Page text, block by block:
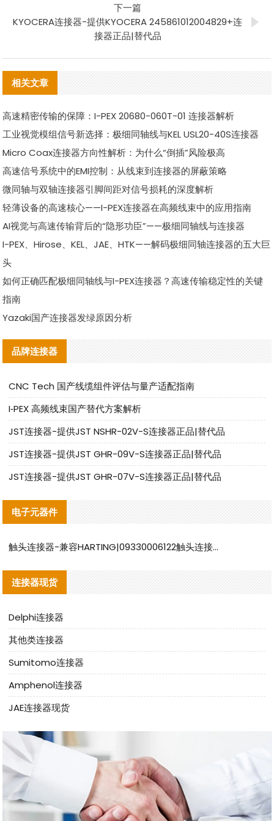
下一篇
KYOCERA连接器-提供KYOCERA 245861012004829+连
接器正品|替代品
相关文章
高速精密传输的保障：I-PEX 20680-060T-01 连接器解析
工业视觉模组信号新选择：极细同轴线与KEL USL20-40S连接器
Micro Coax连接器方向性解析：为什么“倒插”风险极高
高速信号系统中的EMI控制：从线束到连接器的屏蔽策略
微同轴与双轴连接器引脚间距对信号损耗的深度解析
轻薄设备的高速核心——I-PEX连接器在高频线束中的应用指南
AI视觉与高速传输背后的“隐形功臣”——极细同轴线与连接器
I-PEX、Hirose、KEL、JAE、HTK——解码极细同轴连接器的五大巨
头
如何正确匹配极细同轴线与I-PEX连接器？高速传输稳定性的关键
指南
Yazaki国产连接器发绿原因分析
品牌连接器
CNC Tech 国产线缆组件评估与量产适配指南
I‑PEX 高频线束国产替代方案解析
JST连接器-提供JST NSHR-02V-S连接器正品|替代品
JST连接器-提供JST GHR-09V-S连接器正品|替代品
JST连接器-提供JST GHR-07V-S连接器正品|替代品
电子元器件
触头连接器-兼容HARTING|09330006122触头连接器替代品说明
连接器现货
Delphi连接器
其他类连接器
Sumitomo连接器
Amphenol连接器
JAE连接器现货